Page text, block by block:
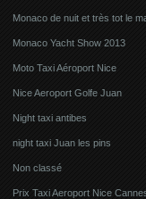
Monaco de nuit et très tot le
Monaco Yacht Show 2013
Moto Taxi Aéroport Nice
Nice Aeroport Golfe Juan
Night taxi antibes
night taxi Juan les pins
Non classé
Prix Taxi Aeroport Nice